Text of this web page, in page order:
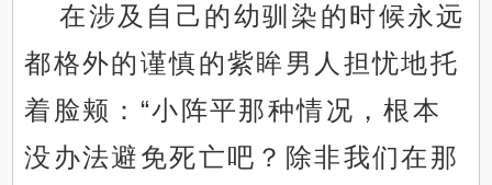
在涉及自己的幼驯染的时候永远
都格外的谨慎的紫眸男人担忧地托
着脸颊：“小阵平那种情况，根本
没办法避免死亡吧？除非我们在那